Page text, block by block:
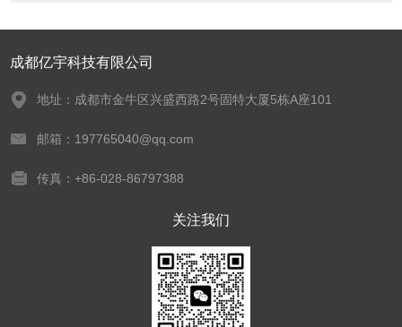
成都亿宇科技有限公司
地址：成都市金牛区兴盛西路2号固特大厦5栋A座101
邮箱：197765040@qq.com
传真：+86-028-86797388
关注我们